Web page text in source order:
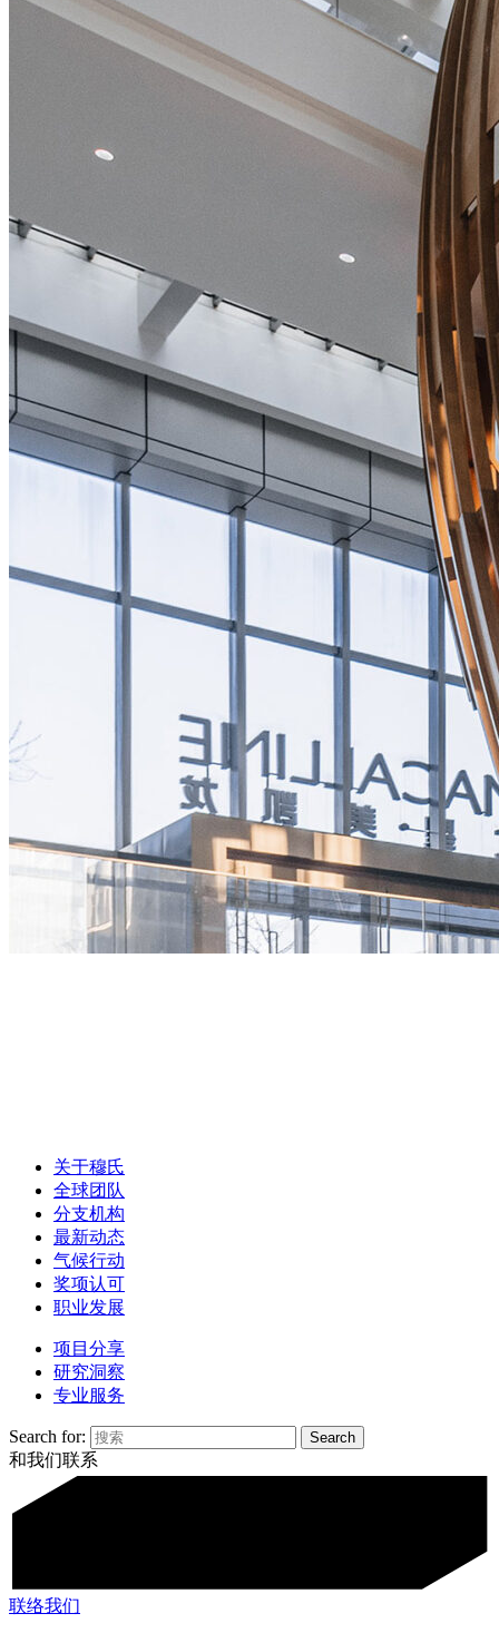
关于穆氏
全球团队
分支机构
最新动态
气候行动
奖项认可
职业发展
项目分享
研究洞察
专业服务
Search for:
和我们联系
联络我们